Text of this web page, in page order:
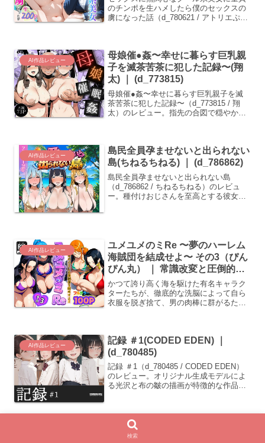
のチンポを生ハメしたら僕のセックスの
虜になった話（d_780621 / アトリエぷに
AI作品レビュー
母娘催●姦〜幸せに暮らす巨乳親
子を滅茶苦茶に犯した記録〜(翔
太) ｜ (d_773815)
母娘催●姦〜幸せに暮らす巨乳親子を滅
茶苦茶に犯した記録〜（d_773815 / 翔
太）のレビュー。指先の合図で穏やかな
AI作品レビュー
島民全員孕ませないと出られない
島(ちねるちねる) ｜ (d_786862)
島民全員孕ませないと出られない島
（d_786862 / ちねるちねる）のレビュ
ー。種付けおじさんを至高とする彼女た
AI作品レビュー
ユメユメのミRe 〜夢のハーレム
海賊団を結成せよ〜 その3（ぴん
ぴん丸） ｜ 常識改変と圧倒的蹂
躙 (d_714386)
かつて誇り高く海を駆けた有名キャラク
ターたちが、徹底的な洗脳によって自ら
衣服を脱ぎ捨て、男の肉棒に群がるただ
AI作品レビュー
記録 ＃1(CODED EDEN) ｜
(d_780485)
記録 ＃1（d_780485 / CODED EDEN）
のレビュー。オリジナル生成モデルによ
る光沢と布の皺の描画が特徴的な作品で
管理組合長に、私のぜんぶを書き
検索